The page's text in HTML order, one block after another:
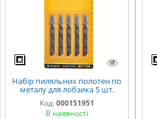
Набір пиляльних полотен по
металу для лобзика 5 шт.
INGCO
Код: 000151951
В наявності